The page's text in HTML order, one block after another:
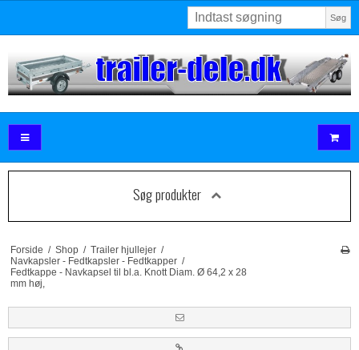
Søg
Søg produkter
Forside / Shop / Trailer hjullejer /
Navkapsler - Fedtkapsler - Fedtkapper /
Fedtkappe - Navkapsel til bl.a. Knott Diam. Ø 64,2 x 28
mm høj,